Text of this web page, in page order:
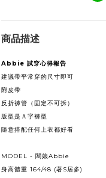
商品描述
Abbie 試穿心得報告
建議帶平常穿的尺寸即可
附皮帶
反折褲管（固定不可拆）
版型是Ａ字褲型
隨意搭配任何上衣都好看
MODEL - 闆娘Abbie
身高體重 164/48 (著S居多)